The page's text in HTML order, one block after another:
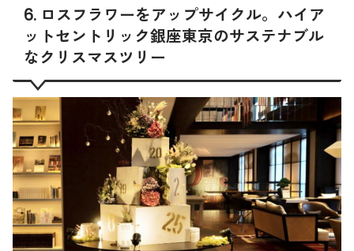
6. ロスフラワーをアップサイクル。ハイア
ットセントリック銀座東京のサステナブル
なクリスマスツリー